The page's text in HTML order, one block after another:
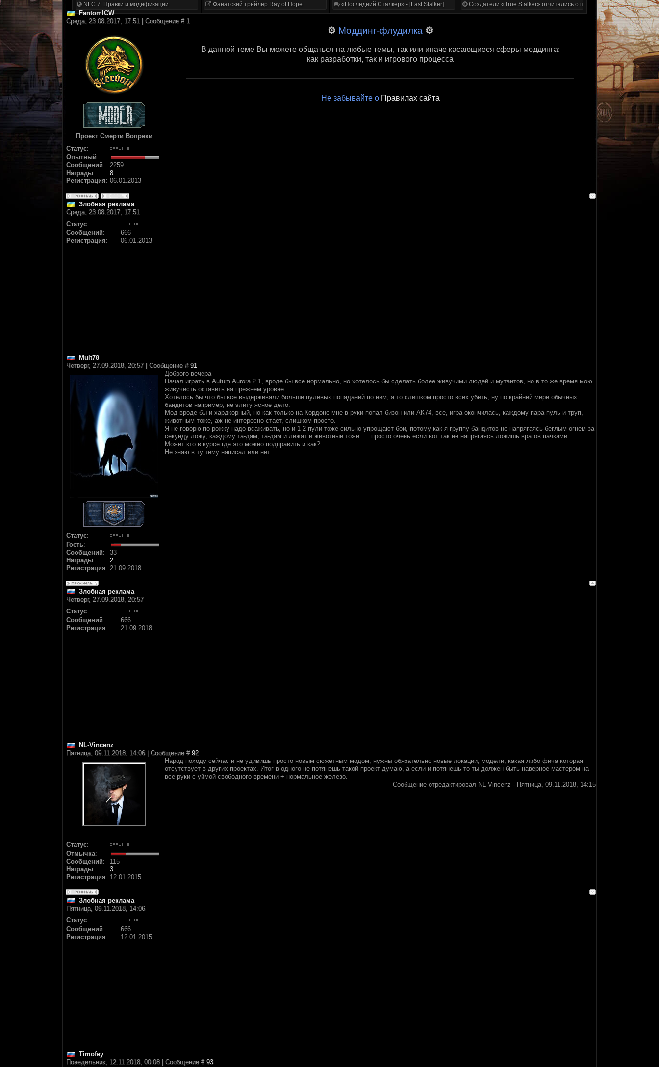
NLC 7. Правки и модификации
Фанатский трейлер Ray of Hope
«Последний Сталкер» - [Last Stalker]
Создатели «True Stalker» отчитались о проделанной работе
FantomICW
Среда, 23.08.2017, 17:51 | Сообщение # 1
Проект Смерти Вопреки
Статус:
Опытный:
Сообщений:
2259
Награды:
8
Регистрация: 06.01.2013
⚙ Моддинг-флудилка ⚙
В данной теме Вы можете общаться на любые темы, так или иначе касающиеся сферы моддинга:
как разработки, так и игрового процесса
Не забывайте о Правилах сайта
Злобная реклама
Среда, 23.08.2017, 17:51
Статус:
Сообщений:
666
Регистрация: 06.01.2013
Mult78
Четверг, 27.09.2018, 20:57 | Сообщение # 91
Статус:
Гость:
Сообщений:
33
Награды:
2
Регистрация: 21.09.2018
Доброго вечера
Начал играть в Autum Aurora 2.1, вроде бы все нормально, но хотелось бы сделать более живучими людей и мутантов, но в то же время мою
живучесть оставить на прежнем уровне.
Хотелось бы что бы все выдерживали больше пулевых попаданий по ним, а то слишком просто всех убить, ну по крайней мере обычных
бандитов например, не элиту ясное дело.
Мод вроде бы и хардкорный, но как только на Кордоне мне в руки попал бизон или АК74, все, игра окончилась, каждому пара пуль и труп,
животным тоже, аж не интересно стает, слишком просто.
Я не говорю по рожку надо всаживать, но и 1-2 пули тоже сильно упрощают бои, потому как я группу бандитов не напрягаясь беглым огнем за
секунду ложу, каждому та-дам, та-дам и лежат и животные тоже..... просто очень если вот так не напрягаясь ложишь врагов пачками.
Может кто в курсе где это можно подправить и как?
Не знаю в ту тему написал или нет....
Злобная реклама
Четверг, 27.09.2018, 20:57
Статус:
Сообщений:
666
Регистрация: 21.09.2018
NL-Vincenz
Пятница, 09.11.2018, 14:06 | Сообщение # 92
Статус:
Отмычка:
Сообщений:
115
Награды:
3
Регистрация: 12.01.2015
Народ походу сейчас и не удивишь просто новым сюжетным модом, нужны обязательно новые локации, модели, какая либо фича которая
отсутствует в других проектах. Итог в одного не потянешь такой проект думаю, а если и потянешь то ты должен быть наверное мастером на
все руки с уймой свободного времени + нормальное железо.
Сообщение отредактировал NL-Vincenz - Пятница, 09.11.2018, 14:15
Злобная реклама
Пятница, 09.11.2018, 14:06
Статус:
Сообщений:
666
Регистрация: 12.01.2015
Timofey
Понедельник, 12.11.2018, 00:08 | Сообщение # 93